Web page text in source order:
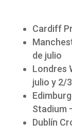
Cardiff
de julio
Londres
julio y 2/
Stadium
Dublín